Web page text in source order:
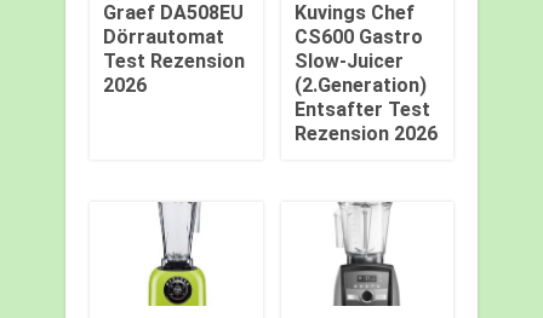
Graef DA508EU
Dörrautomat
Test Rezension
2026
Kuvings Chef
CS600 Gastro
Slow-Juicer
(2.Generation)
Entsafter Test
Rezension 2026